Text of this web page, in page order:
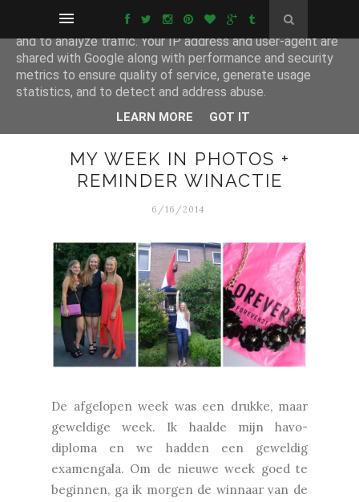
MY WEEK IN PHOTOS +
REMINDER WINACTIE
6/16/2014
De afgelopen week was een drukke, maar
geweldige week. Ik haalde mijn havo-
diploma en we hadden een geweldig
examengala. Om de nieuwe week goed te
beginnen, ga ik morgen de winnaar van de
This site uses cookies from Google to deliver its services
and to analyze traffic. Your IP address and user-agent are
shared with Google along with performance and security
metrics to ensure quality of service, generate usage
statistics, and to detect and address abuse.
LEARN MORE GOT IT